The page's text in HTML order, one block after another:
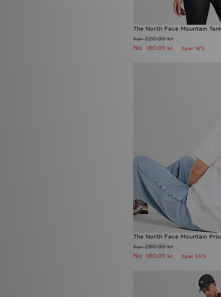
The North Face Mountain
Før220.00 kr.
Nu 180.00 kr. Spar 18%
The North Face Mountain
Før280.00 kr.
Nu 180.00 kr. Spar 36%